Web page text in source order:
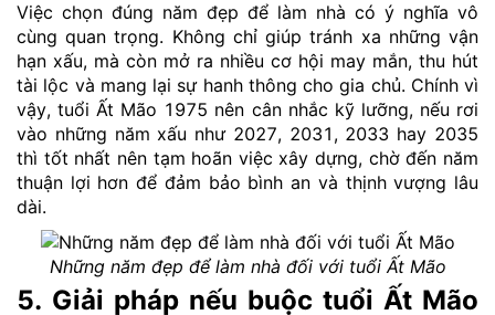
Việc chọn đúng năm đẹp để làm nhà có ý nghĩa vô
cùng quan trọng. Không chỉ giúp tránh xa những vận
hạn xấu, mà còn mở ra nhiều cơ hội may mắn, thu hút
tài lộc và mang lại sự hanh thông cho gia chủ. Chính vì
vậy, tuổi Ất Mão 1975 nên cân nhắc kỹ lưỡng, nếu rơi
vào những năm xấu như 2027, 2031, 2033 hay 2035
thì tốt nhất nên tạm hoãn việc xây dựng, chờ đến năm
thuận lợi hơn để đảm bảo bình an và thịnh vượng lâu
dài.
Những năm đẹp để làm nhà đối với tuổi Ất Mão
5. Giải pháp nếu buộc tuổi Ất Mão